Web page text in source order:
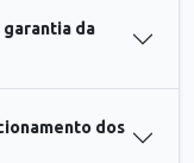
da
dos